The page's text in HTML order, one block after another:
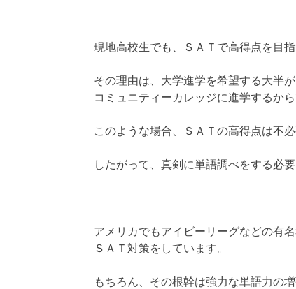
現地高校生でも、ＳＡＴで高得点を目
その理由は、大学進学を希望する大半
コミュニティーカレッジに進学するから
このような場合、ＳＡＴの高得点は不必
したがって、真剣に単語調べをする必要
アメリカでもアイビーリーグなどの有
ＳＡＴ対策をしています。
もちろん、その根幹は強力な単語力の増